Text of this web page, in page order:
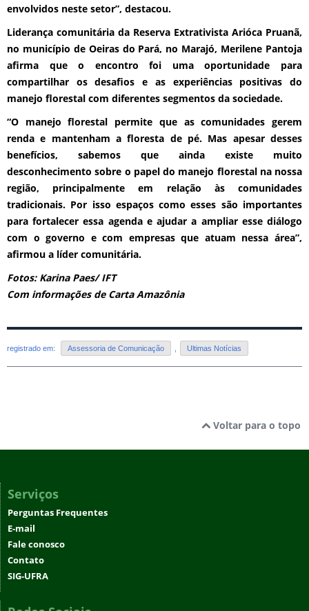
envolvidos neste setor”, destacou.
Liderança comunitária da Reserva Extrativista Arióca Pruanã,
no município de Oeiras do Pará, no Marajó, Merilene Pantoja
afirma que o encontro foi uma oportunidade para
compartilhar os desafios e as experiências positivas do
manejo florestal com diferentes segmentos da sociedade.
“O manejo florestal permite que as comunidades gerem
renda e mantenham a floresta de pé. Mas apesar desses
benefícios, sabemos que ainda existe muito
desconhecimento sobre o papel do manejo florestal na nossa
região, principalmente em relação às comunidades
tradicionais. Por isso espaços como esses são importantes
para fortalecer essa agenda e ajudar a ampliar esse diálogo
com o governo e com empresas que atuam nessa área”,
afirmou a líder comunitária.
Fotos: Karina Paes/ IFT
Com informações de Carta Amazônia
registrado em: Assessoria de Comunicação Ultimas Notícias
Voltar para o topo
Serviços
Perguntas Frequentes
E-mail
Fale conosco
Contato
SIG-UFRA